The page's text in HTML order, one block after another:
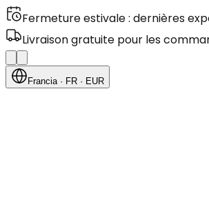
Fermeture estivale : dernières
Livraison gratuite pour les
Francia· FR · EUR